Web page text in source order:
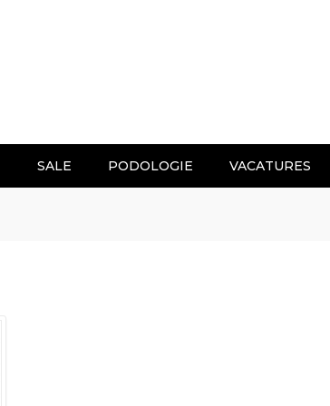
SALE PODOLOGIE VACATURES